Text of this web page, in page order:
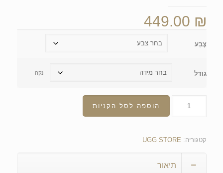
449.00 ₪
צֶבַע
גודל נקה
הוספה לסל הקניות
קטגוריה: UGG STORE
תיאור